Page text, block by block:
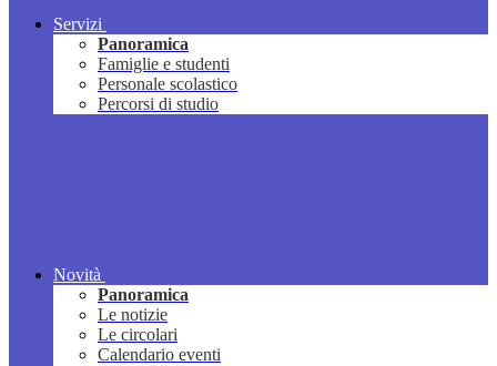
Servizi
Panoramica
Famiglie e studenti
Personale scolastico
Percorsi di studio
Novità
Panoramica
Le notizie
Le circolari
Calendario eventi